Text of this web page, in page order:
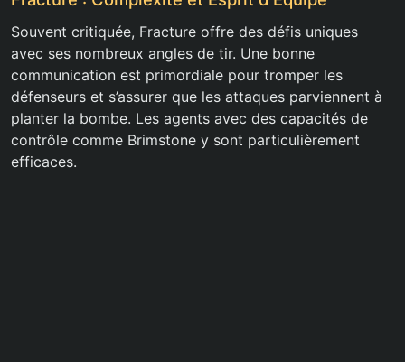
Souvent critiquée, Fracture offre des défis uniques
avec ses nombreux angles de tir. Une bonne
communication est primordiale pour tromper les
défenseurs et s’assurer que les attaques parviennent à
planter la bombe. Les agents avec des capacités de
contrôle comme Brimstone y sont particulièrement
efficaces.